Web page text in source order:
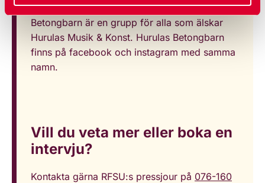
av Hurulas tidigare låtar Betongbarn. Hurulas
Betongbarn är en grupp för alla som älskar
Hurulas Musik & Konst. Hurulas Betongbarn
finns på facebook och instagram med samma
namn.
Vill du veta mer eller boka en
intervju?
Kontakta gärna RFSU:s pressjour på 076-160